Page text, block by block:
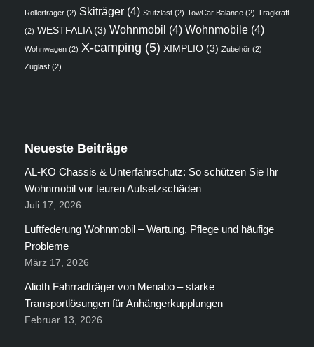
Rollerträger (2) Skiträger (4) Stützlast (2) TowCar Balance (2) Tragkraft
(2) WESTFALIA(3) Wohnmobil (4) Wohnmobile (4)
Wohnwagen (2) X-camping (5) XIMPLIO (3) Zubehör (2)
Zuglast (2)
Neueste Beiträge
AL-KO Chassis & Unterfahrschutz: So schützen Sie Ihr
Wohnmobil vor teuren Aufsetzschäden
Juli 17, 2026
Luftfederung Wohnmobil – Wartung, Pflege und häufige
Probleme
März 17, 2026
Alioth Fahrradträger von Menabo – starke
Transportlösungen für Anhängerkupplungen
Februar 13, 2026